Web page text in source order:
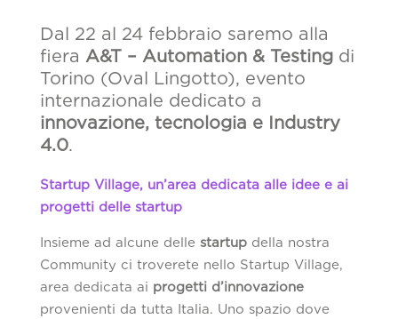
Dal 22 al 24 febbraio saremo alla
fiera A&T – Automation & Testingdi
Torino (Oval Lingotto), evento
internazionale dedicato a
innovazione, tecnologia e Industry
4.0.
Startup Village, un’area dedicata alle idee e ai
progetti delle startup
Insieme ad alcune delle startupdella nostra
Community ci troverete nello Startup Village,
area dedicata ai progetti d’innovazione
provenienti da tutta Italia. Uno spazio dove